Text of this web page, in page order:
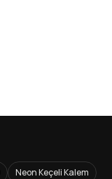
Neon Keçeli Kalem